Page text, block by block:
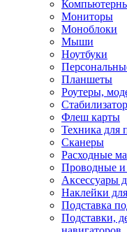
Мониторы
Моноблоки
Мыши
Ноутбуки
Планшеты
Роутеры,
Флеш карты
Техника для
Сканеры
Расходные
Проводные и
Аксессуары
Наклейки
Подставка
Подставки,